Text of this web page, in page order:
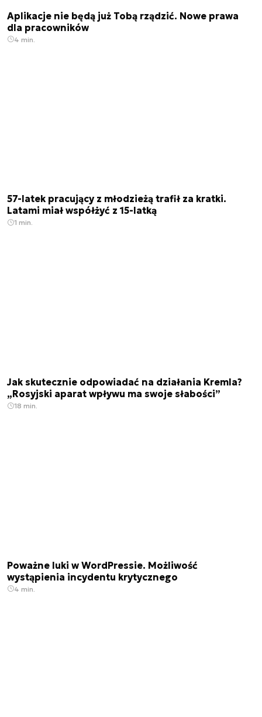
Aplikacje nie będą już Tobą rządzić. Nowe prawa
dla pracowników
4 min.
57-latek pracujący z młodzieżą trafił za kratki.
Latami miał współżyć z 15-latką
1 min.
Jak skutecznie odpowiadać na działania Kremla?
„Rosyjski aparat wpływu ma swoje słabości”
18 min.
Poważne luki w WordPressie. Możliwość
wystąpienia incydentu krytycznego
4 min.